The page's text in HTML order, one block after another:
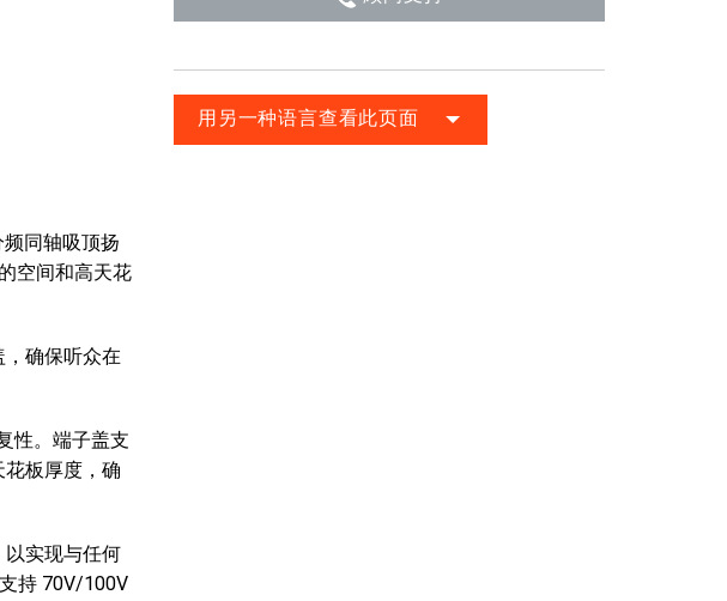
同轴吸顶扬
空间和高天花
确保听众在
性。端子盖支
板厚度，确
实现与任何
持 70V/100V
用另一种语言查看此页面